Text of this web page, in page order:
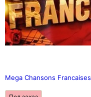
Mega Chansons Francaises